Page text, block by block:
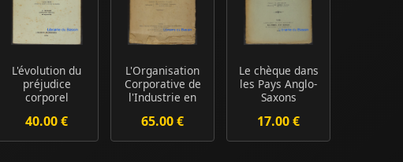
L'évolution du
préjudice
corporel
40.00 €
L'Organisation
Corporative de
l'Industrie en
65.00 €
Le chèque dans
les Pays Anglo-
Saxons
17.00 €